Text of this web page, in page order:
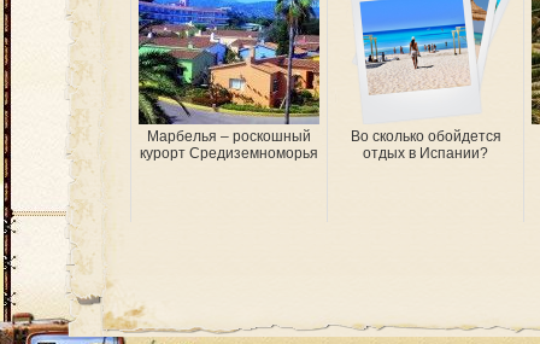
Марбелья – роскошный
курорт Средиземноморья
Во сколько обойдется
отдых в Испании?